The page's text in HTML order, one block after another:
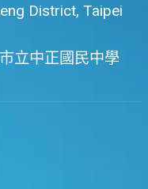
District, Taipei
立中正國民中學